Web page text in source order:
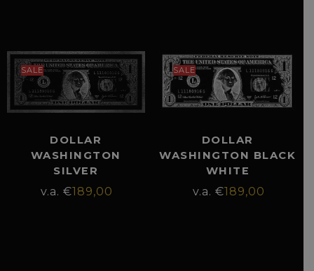
SALE
DOLLAR
WASHINGTON
SILVER
€189,00
SALE
DOLLAR
WASHINGTON BLACK
WHITE
€189,00